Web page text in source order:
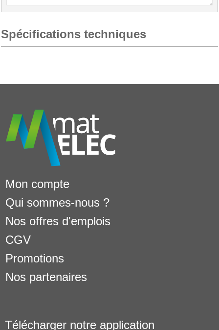
Spécifications techniques
Mon compte
Qui sommes-nous ?
Nos offres d'emplois
CGV
Promotions
Nos partenaires
Télécharger notre application